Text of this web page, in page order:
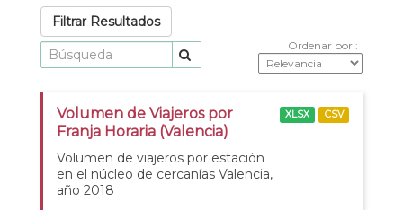
Filtrar Resultados
Ordenar por
Volumen de Viajeros por
Franja Horaria (Valencia)
Volumen de viajeros por estación
en el núcleo de cercanías Valencia,
año 2018
XLSX CSV